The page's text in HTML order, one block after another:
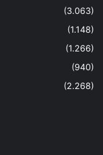
(3.063)
(1.148)
(1.266)
(940)
(2.268)